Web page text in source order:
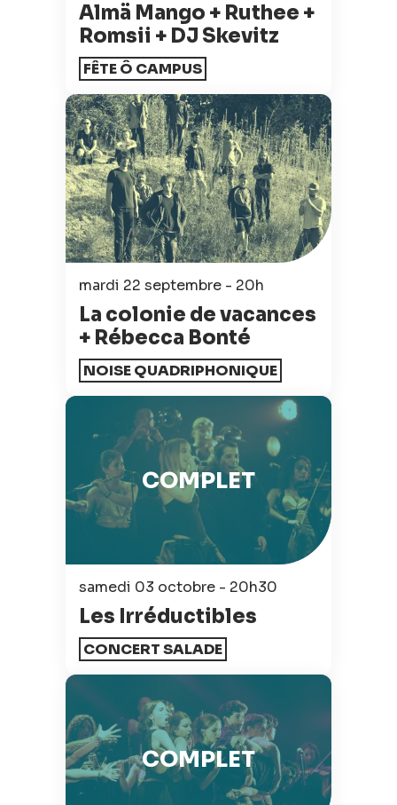
Almä Mango + Ruthee +
Romsii + DJ Skevitz
FÊTE Ô CAMPUS
mardi 22 septembre - 20h
La colonie de vacances
+ Rébecca Bonté
NOISE QUADRIPHONIQUE
samedi 03 octobre - 20h30
Les Irréductibles
CONCERT SALADE
COMPLET
COMPLET